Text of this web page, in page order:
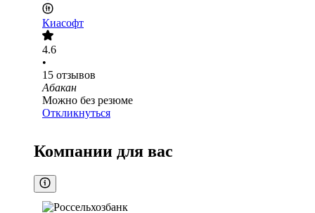
Киасофт
4.6
•
15 отзывов
Абакан
Можно без резюме
Откликнуться
Компании для вас